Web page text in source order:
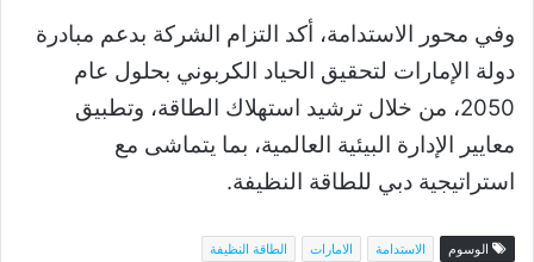
وفي محور الاستدامة، أكد التزام الشركة بدعم مبادرة
دولة الإمارات لتحقيق الحياد الكربوني بحلول عام
2050، من خلال ترشيد استهلاك الطاقة، وتطبيق
معايير الإدارة البيئية العالمية، بما يتماشى مع
استراتيجية دبي للطاقة النظيفة.
الوسوم الاستدامة الامارات الطاقة النظيفة